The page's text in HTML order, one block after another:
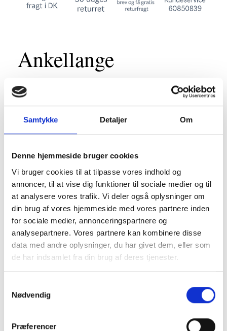
Samtykke Detaljer Om
Denne hjemmeside bruger cookies
Vi bruger cookies til at tilpasse vores indhold og
annoncer, til at vise dig funktioner til sociale medier og til
at analysere vores trafik. Vi deler også oplysninger om
din brug af vores hjemmeside med vores partnere inden
for sociale medier, annonceringspartnere og
analysepartnere. Vores partnere kan kombinere disse
data med andre oplysninger, du har givet dem, eller som
de har indsamlet fra din brug af deres tjenester.
Nødvendig
Præferencer
Ankellange
habitbukser i hvid
peber farve model
Bindy fra Pulz.
Denne model er meget populær, den er
velsiddende, rar at have på og findes med
forskellige benvidder, farver, mønstre osv.
Mere information
BESKRIVELSE
Hvid peber farvet